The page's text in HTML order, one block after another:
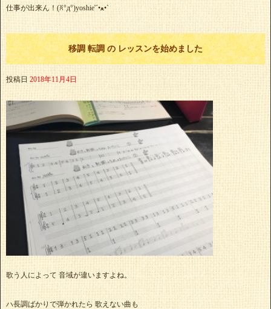
仕事が出来ん！(ꐦ°д°)yoshie'‎´•ﻌ•`
移調 転調 の レッスンを始めました
投稿日 2018年11月4日
歌う人によって 音域が違いますよね。
ハ長調ばかりで弾かれたら 歌えない曲も